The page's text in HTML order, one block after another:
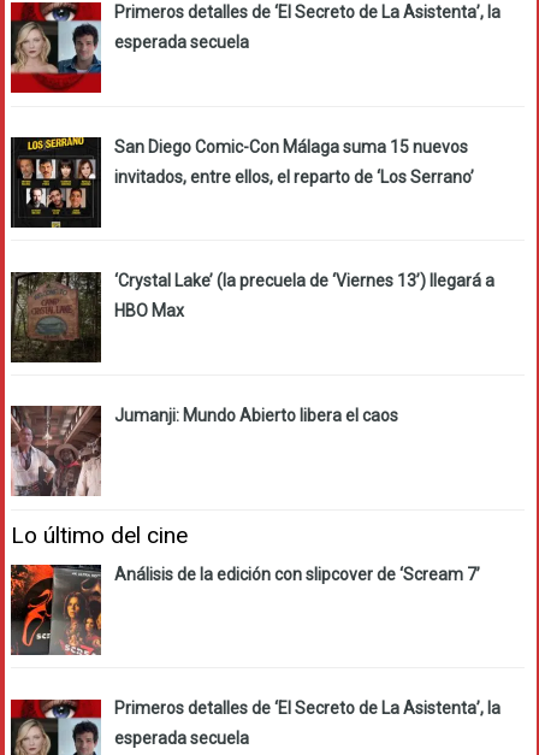
Primeros detalles de ‘El Secreto de La Asistenta’, la
esperada secuela
San Diego Comic-Con Málaga suma 15 nuevos
invitados, entre ellos, el reparto de ‘Los Serrano’
‘Crystal Lake’ (la precuela de ‘Viernes 13’) llegará a
HBO Max
Jumanji: Mundo Abierto libera el caos
Lo último del cine
Análisis de la edición con slipcover de ‘Scream 7’
Primeros detalles de ‘El Secreto de La Asistenta’, la
esperada secuela